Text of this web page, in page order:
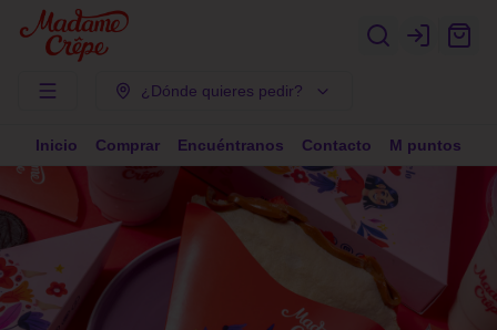
Login
¿Dónde quieres pedir?
Inicio Comprar Encuéntranos Contacto M puntos